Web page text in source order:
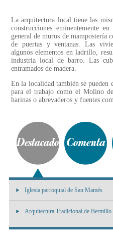
La arquitectura local tiene las
construcciones eminentemente
general de muros de mampostería
de puertas y ventanas. Las
algunos elementos en ladrillo,
industria local de barro. Las
entramados de madera.
En la localidad también se pueden
para el trabajo como el Molino
harinas o abrevaderos y fuentes
Iglesia parroquial de San Mamés
Arquitectura Tradicional de Bermillo